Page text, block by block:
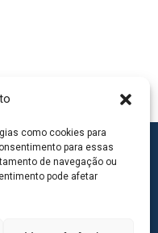
como cookies para
para essas
de navegação ou
pode afetar